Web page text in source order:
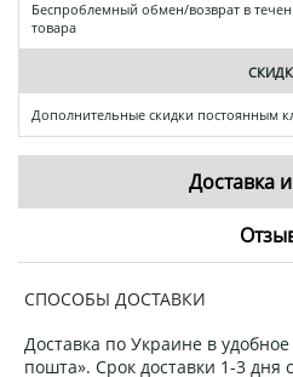
Беспроблемный обмен/возврат в
товара
Дополнительные скидки постоянным
Доставка
СПОСОБЫ ДОСТАВКИ
Доставка по Украине в
пошта». Срок доставки 1-3 дня